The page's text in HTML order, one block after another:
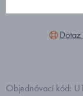
Objednávací kód: